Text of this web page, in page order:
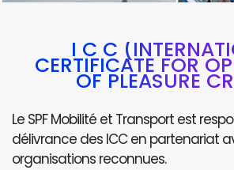
I C C
CERTIFICATE FOR
OF PLEASURE
Le SPF Mobilité et Transport est
délivrance des ICC en partenariat
organisations reconnues.